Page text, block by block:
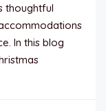
thoughtful
In this blog